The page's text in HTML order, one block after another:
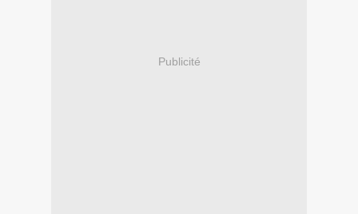
Publicité